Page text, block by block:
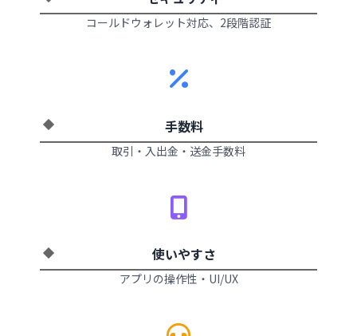
コールドウォレット対応、2段階認証
手数料
取引・入出金・送金手数料
使いやすさ
アプリの操作性・UI/UX